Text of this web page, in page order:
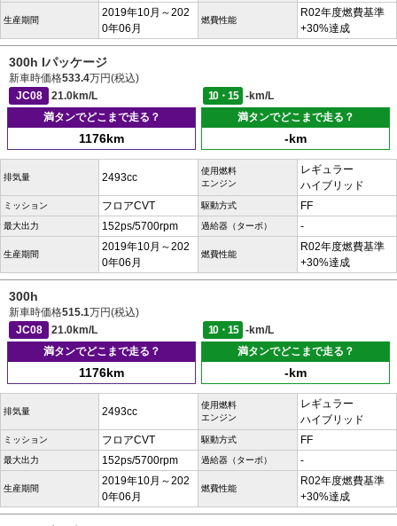
生産期間
2019年10月～202
0年06月
燃費性能
R02年度燃費基準
+30%達成
300h Iパッケージ
新車時価格533.4万円(税込)
JC08
21.0km/L 10・15
-km/L
満タンでどこまで走る？
1176km
満タンでどこまで走る？
-km
排気量 2493cc
使用燃料
エンジン
レギュラー
ハイブリッド
ミッション フロアCVT 駆動方式 FF
最大出力 152ps/5700rpm 過給器（ターボ） -
生産期間
2019年10月～202
0年06月
燃費性能
R02年度燃費基準
+30%達成
300h
新車時価格515.1万円(税込)
JC08
21.0km/L 10・15
-km/L
満タンでどこまで走る？
1176km
満タンでどこまで走る？
-km
排気量 2493cc
使用燃料
エンジン
レギュラー
ハイブリッド
ミッション フロアCVT 駆動方式 FF
最大出力 152ps/5700rpm 過給器（ターボ） -
生産期間
2019年10月～202
0年06月
燃費性能
R02年度燃費基準
+30%達成